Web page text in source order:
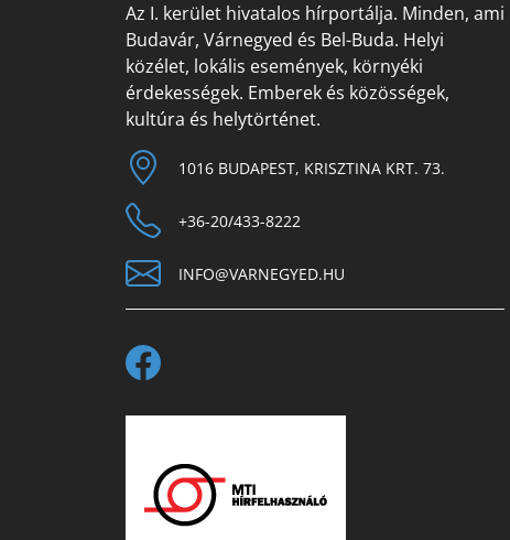
Az I. kerület hivatalos hírportálja. Minden, ami
Budavár, Várnegyed és Bel-Buda. Helyi
közélet, lokális események, környéki
érdekességek. Emberek és közösségek,
kultúra és helytörténet.
1016 BUDAPEST, KRISZTINA KRT. 73.
+36-20/433-8222
INFO@VARNEGYED.HU